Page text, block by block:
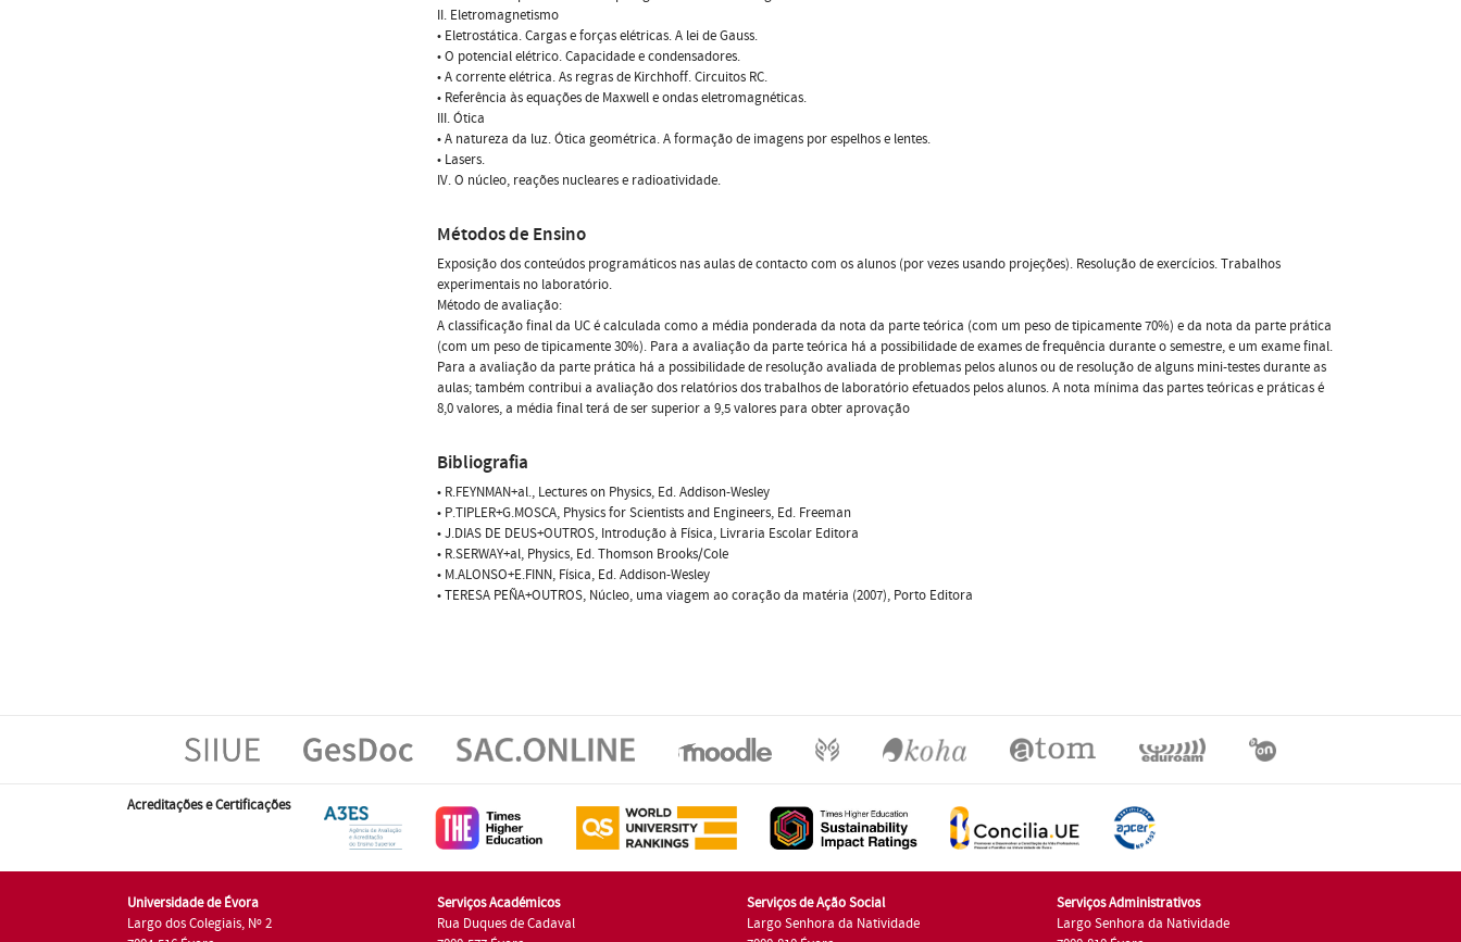
II. Eletromagnetismo
• Eletrostática. Cargas e forças elétricas. A lei de Gauss.
• O potencial elétrico. Capacidade e condensadores.
• A corrente elétrica. As regras de Kirchhoff. Circuitos RC.
• Referência às equações de Maxwell e ondas eletromagnéticas.
III. Ótica
• A natureza da luz. Ótica geométrica. A formação de imagens por espelhos e lentes.
• Lasers.
IV. O núcleo, reações nucleares e radioatividade.
Métodos de Ensino
Exposição dos conteúdos programáticos nas aulas de contacto com os alunos (por vezes usando projeções). Resolução de exercícios. Trabalhos
experimentais no laboratório.
Método de avaliação:
A classificação final da UC é calculada como a média ponderada da nota da parte teórica (com um peso de tipicamente 70%) e da nota da parte prática
(com um peso de tipicamente 30%). Para a avaliação da parte teórica há a possibilidade de exames de frequência durante o semestre, e um exame final.
Para a avaliação da parte prática há a possibilidade de resolução avaliada de problemas pelos alunos ou de resolução de alguns mini-testes durante as
aulas; também contribui a avaliação dos relatórios dos trabalhos de laboratório efetuados pelos alunos. A nota mínima das partes teóricas e práticas é
8,0 valores, a média final terá de ser superior a 9,5 valores para obter aprovação
Bibliografia
• R.FEYNMAN+al., Lectures on Physics, Ed. Addison-Wesley
• P.TIPLER+G.MOSCA, Physics for Scientists and Engineers, Ed. Freeman
• J.DIAS DE DEUS+OUTROS, Introdução à Física, Livraria Escolar Editora
• R.SERWAY+al, Physics, Ed. Thomson Brooks/Cole
• M.ALONSO+E.FINN, Física, Ed. Addison-Wesley
• TERESA PEÑA+OUTROS, Núcleo, uma viagem ao coração da matéria (2007), Porto Editora
Acreditações e Certificações
Universidade de Évora
Largo dos Colegiais, Nº 2
Serviços Académicos
Rua Duques de Cadaval
Serviços de Ação Social
Largo Senhora da Natividade
Serviços Administrativos
Largo Senhora da Natividade